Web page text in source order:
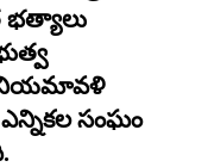
భత్యాలు
నియమావళి
ఎన్నికల సంఘం